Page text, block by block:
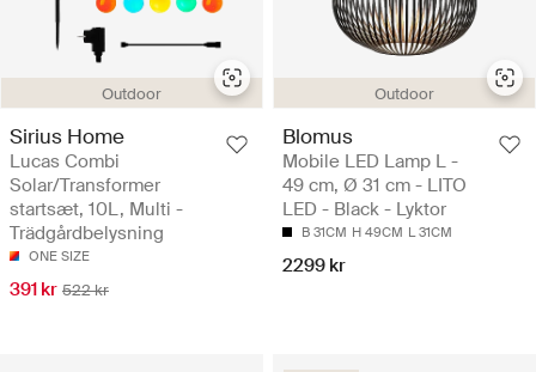
Outdoor
Sirius Home
Lucas Combi
Solar/Transformer
startsæt, 10L, Multi -
Trädgårdbelysning
ONE SIZE
391 kr 522 kr
Outdoor
Blomus
Mobile LED Lamp L -
49 cm, Ø 31 cm - LITO
LED - Black - Lyktor
B 31CM H 49CM L 31CM
2299 kr